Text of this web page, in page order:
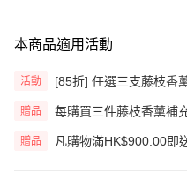
本商品適用活動
活動
贈品 每購買三件藤枝香薰補
贈品
凡購物滿HK$900.00即